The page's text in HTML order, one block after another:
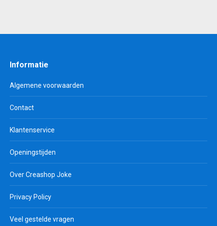
Informatie
Algemene voorwaarden
Contact
Klantenservice
Openingstijden
Over Creashop Joke
Privacy Policy
Veel gestelde vragen